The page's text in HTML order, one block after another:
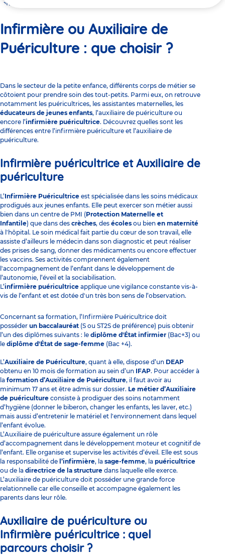
ici
Infirmière ou Auxiliaire de Puériculture : que choisir ?
Infirmière ou Auxiliaire de
Puériculture : que choisir ?
Dans le secteur de la petite enfance, différents corps de métier se
côtoient pour prendre soin des tout-petits. Parmi eux, on retrouve
notamment les puéricultrices, les assistantes maternelles, les
éducateurs de jeunes enfants, l’auxiliaire de puériculture ou
encore l’infirmière puéricultrice. Découvrez quelles sont les
différences entre l’infirmière puériculture et l’auxiliaire de
puériculture.
Infirmière puéricultrice et Auxiliaire de
puériculture
L’Infirmière Puéricultrice est spécialisée dans les soins médicaux
prodigués aux jeunes enfants. Elle peut exercer son métier aussi
bien dans un centre de PMI (Protection Maternelle et
Infantile) que dans des crèches, des écoles ou bien en maternité
à l'hôpital. Le soin médical fait partie du cœur de son travail, elle
assiste d’ailleurs le médecin dans son diagnostic et peut réaliser
des prises de sang, donner des médicaments ou encore effectuer
les vaccins. Ses activités comprennent également
l'accompagnement de l’enfant dans le développement de
l’autonomie, l’éveil et la sociabilisation.
L’infirmière puéricultrice applique une vigilance constante vis-à-
vis de l’enfant et est dotée d'un très bon sens de l’observation.
Concernant sa formation, l’Infirmière Puéricultrice doit
posséder un baccalauréat (S ou ST2S de préférence) puis obtenir
l’un des diplômes suivants : le diplôme d'État infirmier (Bac+3) ou
le diplôme d'État de sage-femme (Bac +4).
L’Auxiliaire de Puériculture, quant à elle, dispose d’un DEAP
obtenu en 10 mois de formation au sein d’un IFAP. Pour accéder à
la formation d’Auxiliaire de Puériculture, il faut avoir au
minimum 17 ans et être admis sur dossier. Le métier d’Auxiliaire
de puériculture consiste à prodiguer des soins notamment
d’hygiène (donner le biberon, changer les enfants, les laver, etc.)
mais aussi d’entretenir le matériel et l'environnement dans lequel
l’enfant évolue.
L’Auxiliaire de puériculture assure également un rôle
d’accompagnement dans le développement moteur et cognitif de
l’enfant. Elle organise et supervise les activités d’éveil. Elle est sous
la responsabilité de l’infirmière, la sage-femme, la puéricultrice
ou de la directrice de la structure dans laquelle elle exerce.
L’auxiliaire de puériculture doit posséder une grande force
relationnelle car elle conseille et accompagne également les
parents dans leur rôle.
Auxiliaire de puériculture ou
Infirmière puéricultrice : quel
parcours choisir ?